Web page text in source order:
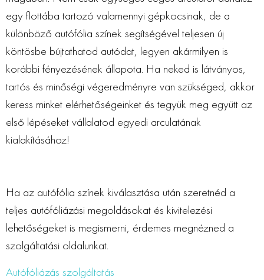
egy flottába tartozó valamennyi gépkocsinak, de a
különböző autófólia színek segítségével teljesen új
köntösbe bújtathatod autódat, legyen akármilyen is
korábbi fényezésének állapota. Ha neked is látványos,
tartós és minőségi végeredményre van szükséged, akkor
keress minket elérhetőségeinket és tegyük meg együtt az
első lépéseket vállalatod egyedi arculatának
kialakításához!
Ha az autófólia színek kiválasztása után szeretnéd a
teljes autófóliázási megoldásokat és kivitelezési
lehetőségeket is megismerni, érdemes megnézned a
szolgáltatási oldalunkat.
Autófóliázás szolgáltatás